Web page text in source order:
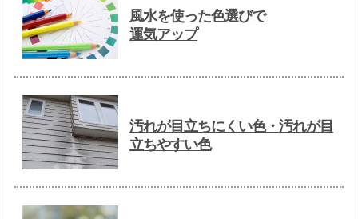
風水を使った色選びで
運気アップ
汚れが目立ちにくい色・汚れが目
立ちやすい色